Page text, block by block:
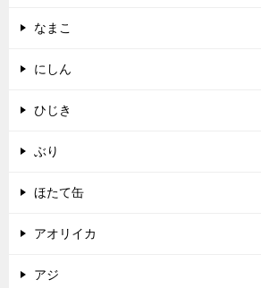
なまこ
にしん
ひじき
ぶり
ほたて缶
アオリイカ
アジ